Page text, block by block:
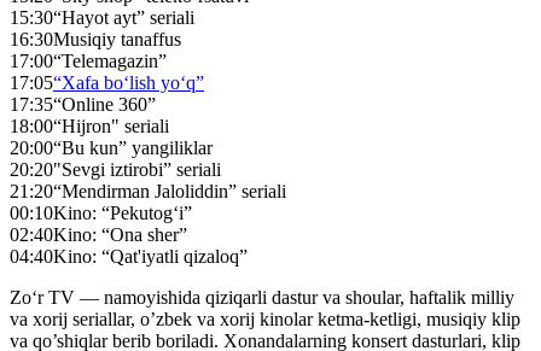
15:30“Hayot ayt” seriali
16:30Musiqiy tanaffus
17:00“Telemagazin”
17:05“Xafa bo‘lish yo‘q”
17:35“Online 360”
18:00“Hijron" seriali
20:00“Bu kun” yangiliklar
20:20"Sevgi iztirobi” seriali
21:20“Mendirman Jaloliddin” seriali
00:10Kino: “Pekutog‘i”
02:40Kino: “Ona sher”
04:40Kino: “Qat'iyatli qizaloq”
Zo‘r TV — namoyishida qiziqarli dastur va shoular, haftalik milliy
va xorij seriallar, o’zbek va xorij kinolar ketma-ketligi, musiqiy klip
va qo’shiqlar berib boriladi. Xonandalarning konsert dasturlari, klip